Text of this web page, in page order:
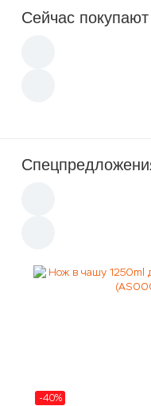
Сейчас покупают
-40%